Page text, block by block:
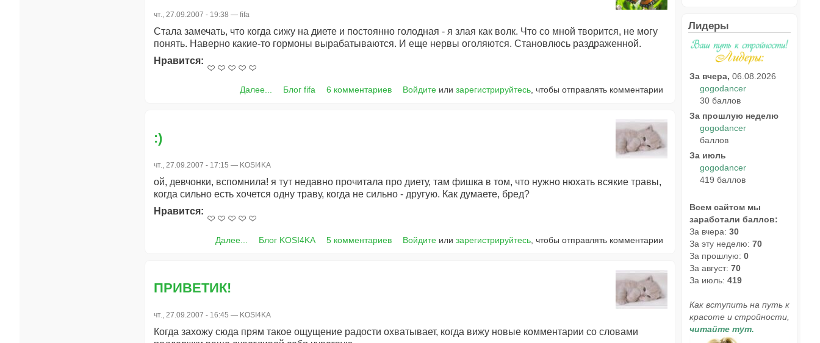
чт., 27.09.2007 - 19:38 — fifa
Стала замечать, что когда сижу на диете и постоянно голодная - я злая как волк. Что со мной творится, не могу
понять. Наверно какие-то гормоны вырабатываются. И еще нервы оголяются. Становлюсь раздраженной.
Нравится:
Далее... Блог fifa 6 комментариев Войдите илизарегистрируйтесь, чтобы отправлять комментарии
:)
чт., 27.09.2007 - 17:15 — KOSI4KA
ой, девчонки, вспомнила! я тут недавно прочитала про диету, там фишка в том, что нужно нюхать всякие травы,
когда сильно есть хочется одну траву, когда не сильно - другую. Как думаете, бред?
Нравится:
Далее... Блог KOSI4KA 5 комментариев Войдите илизарегистрируйтесь , чтобы отправлять комментарии
ПРИВЕТИК!
чт., 27.09.2007 - 16:45 — KOSI4KA
Когда захожу сюда прям такое ощущение радости охватывает, когда вижу новые комментарии со словами
Лидеры
За вчера, 06.08.2026
gogodancer
30 баллов
За прошлую неделю
gogodancer
баллов
За июль
gogodancer
419 баллов
Всем сайтом мы
заработали баллов:
За вчера: 30
За эту неделю: 70
За прошлую: 0
За август: 70
За июль: 419
Как вступить на путь к
красоте и стройности,
читайте тут.